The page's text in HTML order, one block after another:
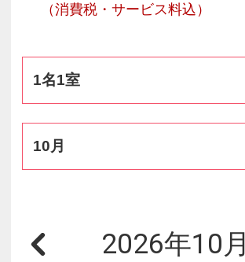
（消費税・サービス料込）
1名1室
10月
2026年10月